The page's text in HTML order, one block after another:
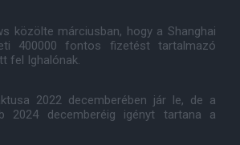
közölte márciusban, hogy a Shanghai
400000 fontos fizetést tartalmazó
fel Ighalónak.
2022 decemberében jár le, de a
2024 decemberéig igényt tartana a